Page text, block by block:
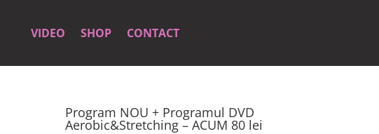
VIDEO SHOP CONTACT
Program NOU + Programul DVD
Aerobic&Stretching – ACUM 80 lei